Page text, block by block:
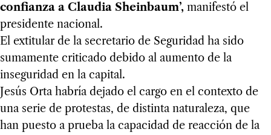
confianza a Claudia Sheinbaum’, manifestó el
presidente nacional.
El extitular de la secretario de Seguridad ha sido
sumamente criticado debido al aumento de la
inseguridad en la capital.
Jesús Orta habría dejado el cargo en el contexto de
una serie de protestas, de distinta naturaleza, que
han puesto a prueba la capacidad de reacción de la